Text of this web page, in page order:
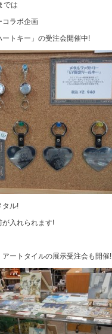
では
コラボ企画
ートキー」の受注会開催中!
タル!
が入れられます!
アートタイルの展示受注会も開催!